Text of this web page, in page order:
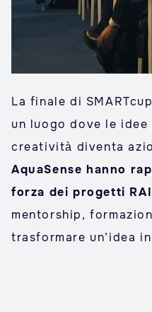
La finale di
un luogo dove le
creatività diventa
AquaSense hanno
forza dei progetti
mentorship,
trasformare un’idea